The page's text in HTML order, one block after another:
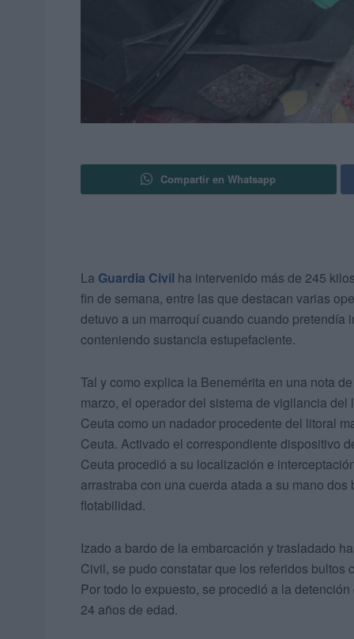
Compartir en Whatsapp
La Guardia Civil ha intervenido más de 245
fin de semana, entre las que destacan varias
detuvo a un marroquí cuando cuando pretendía
conteniendo sustancia estupefaciente.
Tal y como explica la Benemérita en una nota
marzo, el operador del sistema de vigilancia
Ceuta como un nadador procedente del litoral
Ceuta. Activado el correspondiente dispositivo
Ceuta procedió a su localización e
arrastraba con una cuerda atada a su mano
flotabilidad.
Izado a bardo de la embarcación y trasladado
Civil, se pudo constatar que los referidos
Por todo lo expuesto, se procedió a la
24 años de edad.